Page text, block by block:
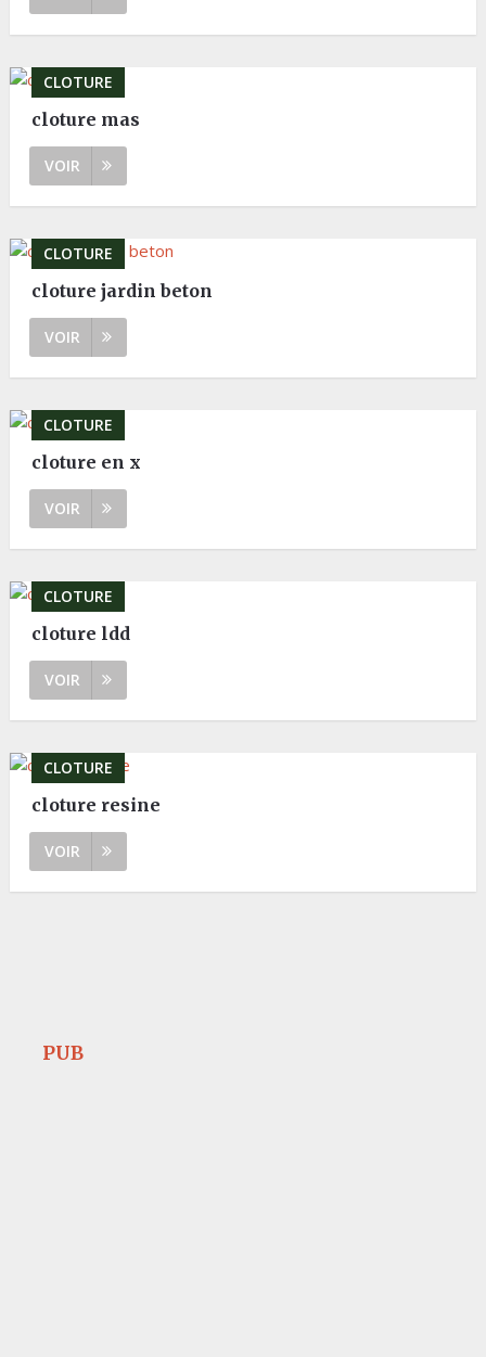
CLOTURE
cloture mas
VOIR
CLOTURE
cloture jardin beton
VOIR
CLOTURE
cloture en x
VOIR
CLOTURE
cloture ldd
VOIR
CLOTURE
cloture resine
VOIR
PUB